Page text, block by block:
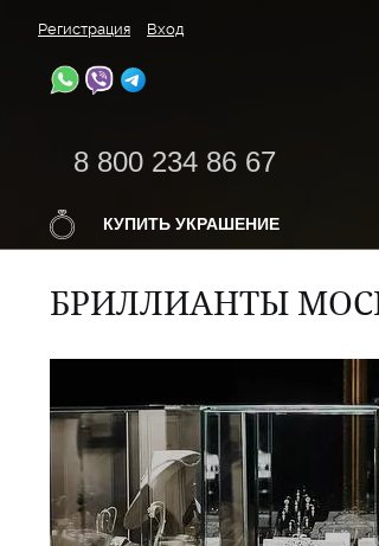
Регистрация Вход
8 800 234 86 67
КУПИТЬ УКРАШЕНИЕ
БРИЛЛИАНТЫ